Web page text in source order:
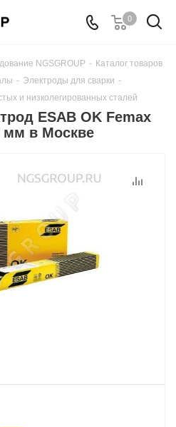
0
NGSGROUP - Каталог товаров
- Электроды для сварки -
и низколегированных сталей
ESAB OK Femax
мм в Москве